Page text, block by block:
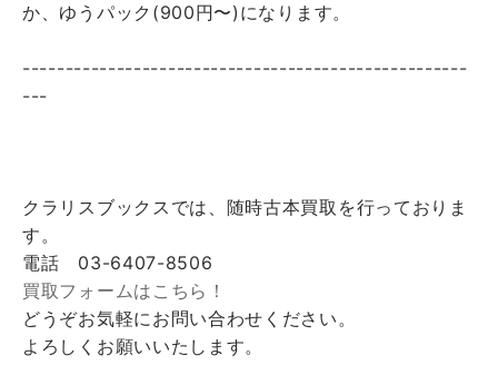
か、ゆうパック(900円〜)になります。
----------------------------------------------------
---
クラリスブックスでは、随時古本買取を行っておりま
す。
電話 03-6407-8506
買取フォームはこちら！
どうぞお気軽にお問い合わせください。
よろしくお願いいたします。